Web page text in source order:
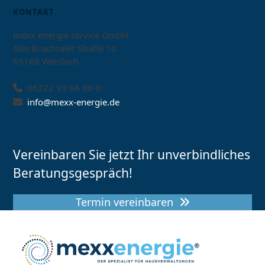
KONTAKT
mexx energie service GmbH
Alte Bruchsaler Straße 10
69168 Wiesloch
06222 93 96 88-0
info@mexx-energie.de
Vereinbaren Sie jetzt Ihr unverbindliches
Beratungsgespräch!
Termin vereinbaren